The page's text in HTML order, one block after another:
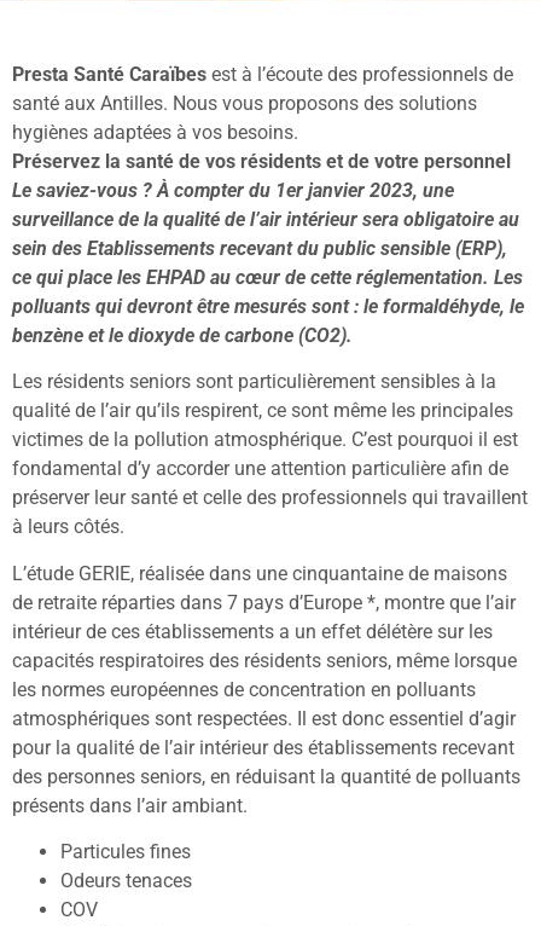
Presta Santé Caraïbes est à l’écoute des professionnels de
santé aux Antilles. Nous vous proposons des solutions
hygiènes adaptées à vos besoins.
Préservez la santé de vos résidents et de votre personnel
Le saviez-vous ? À compter du 1er janvier 2023, une
surveillance de la qualité de l’air intérieur sera obligatoire au
sein des Etablissements recevant du public sensible (ERP),
ce qui place les EHPAD au cœur de cette réglementation. Les
polluants qui devront être mesurés sont : le formaldéhyde, le
benzène et le dioxyde de carbone (CO2).
Les résidents seniors sont particulièrement sensibles à la
qualité de l’air qu’ils respirent, ce sont même les principales
victimes de la pollution atmosphérique. C’est pourquoi il est
fondamental d’y accorder une attention particulière afin de
préserver leur santé et celle des professionnels qui travaillent
à leurs côtés.
L’étude GERIE, réalisée dans une cinquantaine de maisons
de retraite réparties dans 7 pays d’Europe *, montre que l’air
intérieur de ces établissements a un effet délétère sur les
capacités respiratoires des résidents seniors, même lorsque
les normes européennes de concentration en polluants
atmosphériques sont respectées. Il est donc essentiel d’agir
pour la qualité de l’air intérieur des établissements recevant
des personnes seniors, en réduisant la quantité de polluants
présents dans l’air ambiant.
Particules fines
Odeurs tenaces
COV